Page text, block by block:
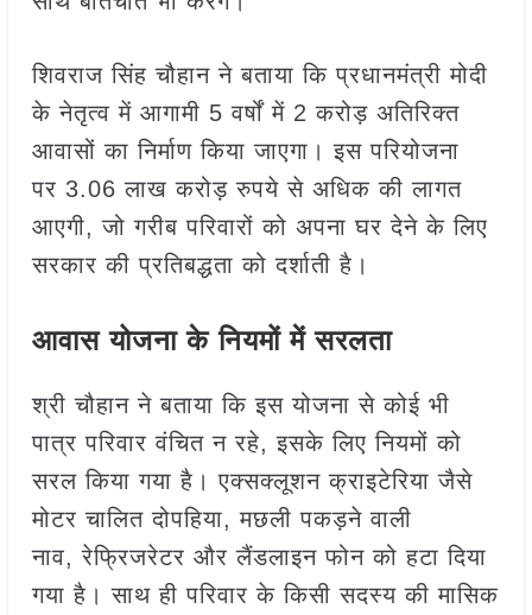
शिवराज सिंह चौहान ने बताया कि प्रधानमंत्री मोदी
के नेतृत्व में आगामी 5 वर्षों में 2 करोड़ अतिरिक्त
आवासों का निर्माण किया जाएगा। इस परियोजना
पर 3.06 लाख करोड़ रुपये से अधिक की लागत
आएगी, जो गरीब परिवारों को अपना घर देने के लिए
सरकार की प्रतिबद्धता को दर्शाती है।
आवास योजना के नियमों में सरलता
श्री चौहान ने बताया कि इस योजना से कोई भी
पात्र परिवार वंचित न रहे, इसके लिए नियमों को
सरल किया गया है। एक्सक्लूशन क्राइटेरिया जैसे
मोटर चालित दोपहिया, मछली पकड़ने वाली
नाव, रेफ्रिजरेटर और लैंडलाइन फोन को हटा दिया
गया है। साथ ही परिवार के किसी सदस्य की मासिक